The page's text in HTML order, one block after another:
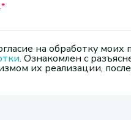
*
на обработку моих
. Ознакомлен с
их реализации,